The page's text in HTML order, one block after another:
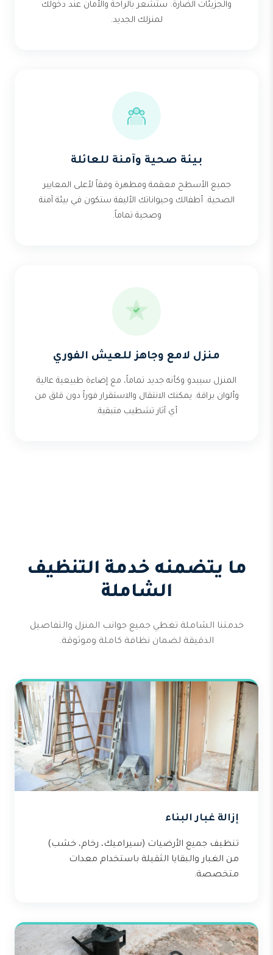
والجزيئات الضارة. ستشعر بالراحة والأمان عند دخولك
لمنزلك الجديد.
بيئة صحية وآمنة للعائلة
جميع الأسطح معقمة ومطهرة وفقاً لأعلى المعايير
الصحية. أطفالك وحيواناتك الأليفة ستكون في بيئة آمنة
وصحية تماماً.
منزل لامع وجاهز للعيش الفوري
المنزل سيبدو وكأنه جديد تماماً، مع إضاءة طبيعية عالية
وألوان براقة. يمكنك الانتقال والاستقرار فوراً دون قلق من
أي آثار تشطيب متبقية.
ما يتضمنه خدمة التنظيف
الشاملة
خدمتنا الشاملة تغطي جميع جوانب المنزل والتفاصيل
الدقيقة لضمان نظافة كاملة وموثوقة.
إزالة غبار البناء
تنظيف جميع الأرضيات (سيراميك، رخام، خشب)
من الغبار والبقايا الثقيلة باستخدام معدات
متخصصة.